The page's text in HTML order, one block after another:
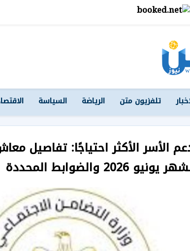
تلفزيون متن الرياضة السياسة
الأسر الأكثر احتياجًا: تفاصيل
يونيو 2026 والضوابط المحددة